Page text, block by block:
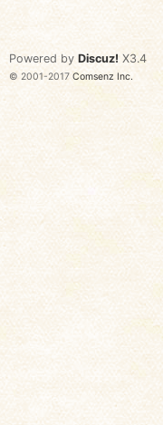
Powered by Discuz! X3.4
© 2001-2017 Comsenz Inc.